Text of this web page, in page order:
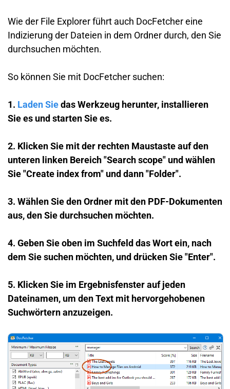
Wie der File Explorer führt auch DocFetcher eine
Indizierung der Dateien in dem Ordner durch, den Sie
durchsuchen möchten.
So können Sie mit DocFetcher suchen:
1. Laden Siedas Werkzeug herunter, installieren
Sie es und starten Sie es.
2. Klicken Sie mit der rechten Maustaste auf den
unteren linken Bereich "Search scope" und wählen
Sie "Create index from" und dann "Folder".
3. Wählen Sie den Ordner mit den PDF-Dokumenten
aus, den Sie durchsuchen möchten.
4. Geben Sie oben im Suchfeld das Wort ein, nach
dem Sie suchen möchten, und drücken Sie "Enter".
5. Klicken Sie im Ergebnisfenster auf jeden
Dateinamen, um den Text mit hervorgehobenen
Suchwörtern anzuzeigen.